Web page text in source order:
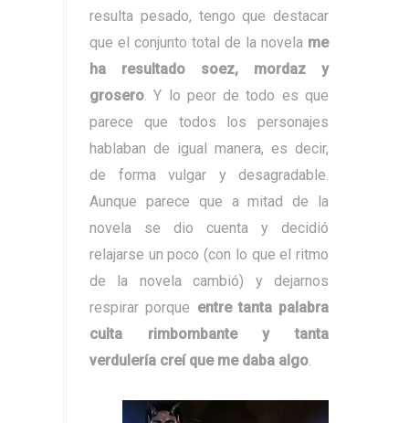
resulta pesado, tengo que destacar
que el conjunto total de la novela me
ha resultado soez, mordaz y
grosero. Y lo peor de todo es que
parece que todos los personajes
hablaban de igual manera, es decir,
de forma vulgar y desagradable.
Aunque parece que a mitad de la
novela se dio cuenta y decidió
relajarse un poco (con lo que el ritmo
de la novela cambió) y dejarnos
respirar porque entre tanta palabra
culta rimbombante y tanta
verdulería creí que me daba algo.